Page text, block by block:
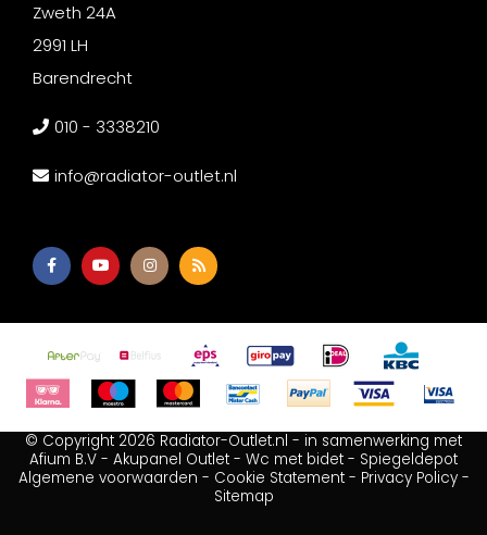
Zweth 24A
2991 LH
Barendrecht
010 - 3338210
info@radiator-outlet.nl
© Copyright 2026 Radiator-Outlet.nl - in samenwerking met
Afium B.V - Akupanel Outlet - Wc met bidet - Spiegeldepot
Algemene voorwaarden - Cookie Statement- Privacy Policy-
Sitemap